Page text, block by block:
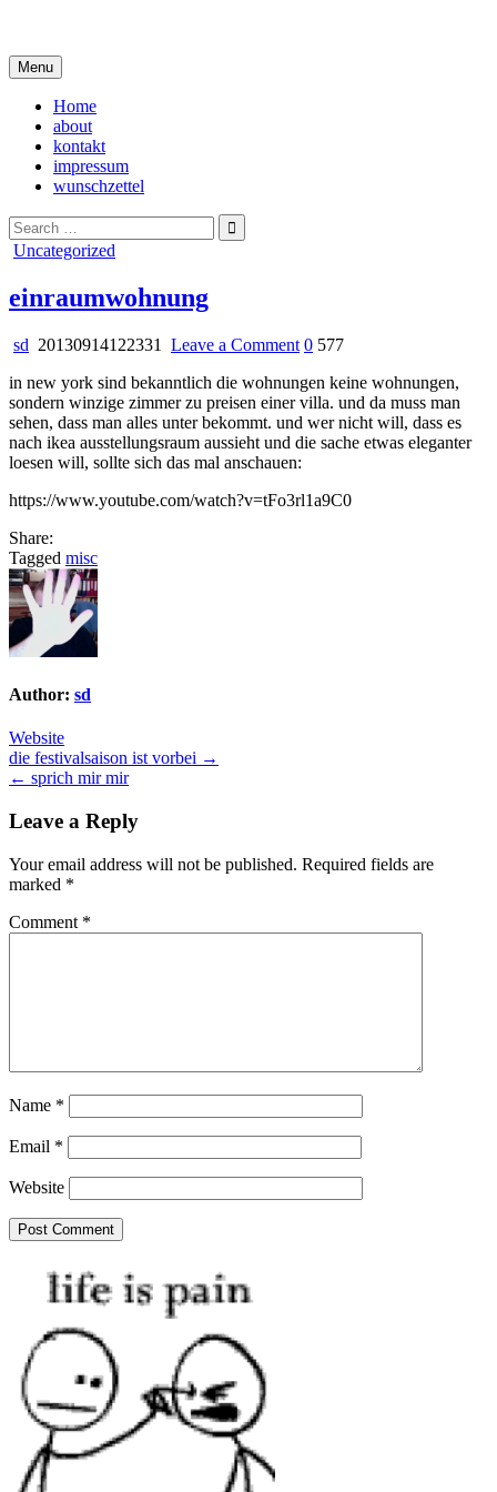
content
Menu
Home
about
kontakt
impressum
wunschzettel
Search
for:
Posted
Uncategorized
einraumwohnung
sd 20130914122331 Leave a Commenton
0 577
in new york sind bekanntlich die wohnungen keine wohnungen,
sondern winzige zimmer zu preisen einer villa. und da muss man
sehen, dass man alles unter bekommt. und wer nicht will, dass es
nach ikea ausstellungsraum aussieht und die sache etwas eleganter
loesen will, sollte sich das mal anschauen:
https://www.youtube.com/watch?v=tFo3rl1a9C0
Share:
Tagged misc
Author: sd
Website
Post
navigation
die festivalsaison ist vorbei →
← sprich mir mir
Leave a Reply
Your email address will not be published. Required fields are
marked *
Comment *
Name *
Email *
Website